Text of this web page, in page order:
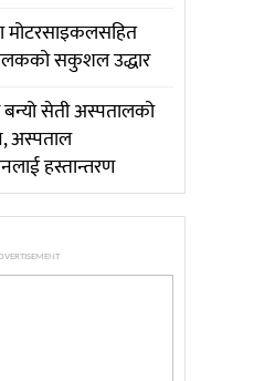
मोटरसाइकलसहित
सकुशल उद्धार
बन्यो सेती अस्पतालको
अस्पताल
हस्तान्तरण